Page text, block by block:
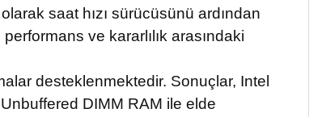
saat hızı sürücüsünü ardından
ve kararlılık arasındaki
desteklenmektedir. Sonuçlar, Intel
DIMM RAM ile elde